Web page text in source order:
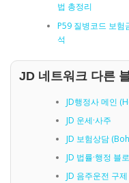
법 총정리
P59 질병코드 보험
석
JD 네트워크 다른
JD행정사 메인
JD 운세·사주
JD 보험상담
JD 법률·행정 블
JD 음주운전 구